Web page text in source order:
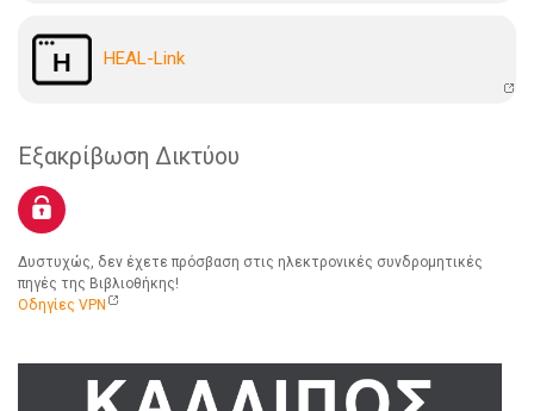
HEAL-Link
Εξακρίβωση Δικτύου
Δυστυχώς, δεν έχετε πρόσβαση στις ηλεκτρονικές συνδρομητικές
πηγές της Βιβλιοθήκης!
Οδηγίες VPN